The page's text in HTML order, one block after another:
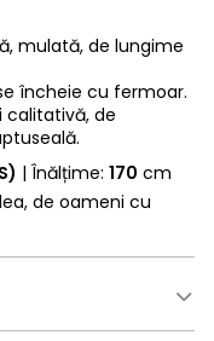
mulată, de lungime
încheie cu fermoar.
calitativă, de
| Înălțime: 170 cm
de oameni cu